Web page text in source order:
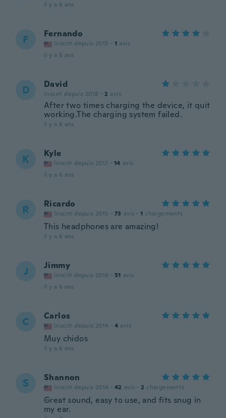
il y a 6 ans
F Fernando
Inscrit depuis 2015 · 1 avis
il y a 6 ans
D David
Inscrit depuis 2018 · 2 avis
After two times charging the device, it quit
working.The charging system failed.
il y a 6 ans
K Kyle
Inscrit depuis 2017 · 14 avis
il y a 6 ans
R Ricardo
Inscrit depuis 2015 · 73 avis · 1 chargements
This headphones are amazing!
il y a 6 ans
J Jimmy
Inscrit depuis 2016 · 51 avis
il y a 6 ans
C Carlos
Inscrit depuis 2014 · 4 avis
Muy chidos
il y a 6 ans
S Shannon
Inscrit depuis 2014 · 42 avis · 2 chargements
Great sound, easy to use, and fits snug in
my ear.